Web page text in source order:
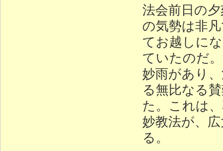
法会前日の
の気勢は非
てお越しに
ていたのだ
妙雨があり
る無比なる
た。これは
妙教法が、
る。